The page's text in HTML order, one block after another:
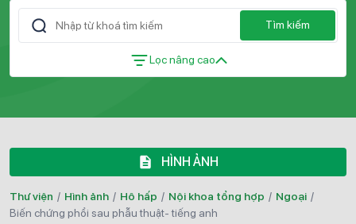
Tìm kiếm
Lọc nâng cao
HÌNH ẢNH
Thư viện / Hình ảnh / Hô hấp / Nội khoa tổng hợp / Ngoại /
biến chứng phổi sau phẫu thuật- tiếng anh